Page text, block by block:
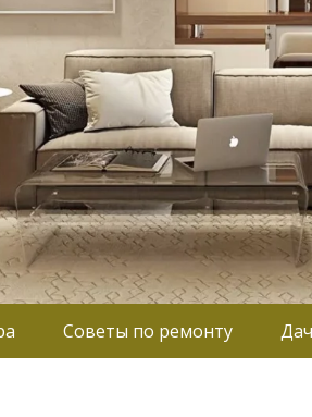
Советы по ремонту